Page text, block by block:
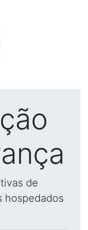
de
hospedados